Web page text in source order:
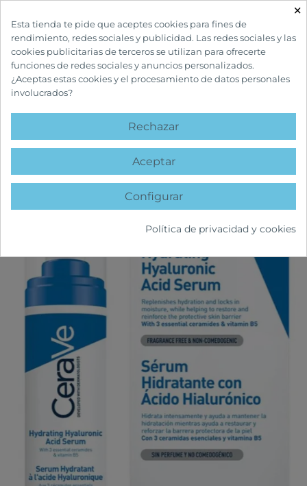
INICIO CUIDADOS FACIALES
favorite
×
Esta tienda te pide que aceptes cookies para fines de
rendimiento, redes sociales y publicidad. Las redes sociales y las
cookies publicitarias de terceros se utilizan para ofrecerte
funciones de redes sociales y anuncios personalizados.
¿Aceptas estas cookies y el procesamiento de datos personales
involucrados?
Rechazar
Aceptar
Configurar
Política de privacidad y cookies